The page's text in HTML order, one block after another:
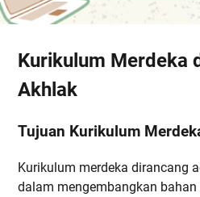
Kurikulum Merdeka
Akhlak
Tujuan Kurikulum
Kurikulum merdeka dirancang
dalam mengembangkan bahan